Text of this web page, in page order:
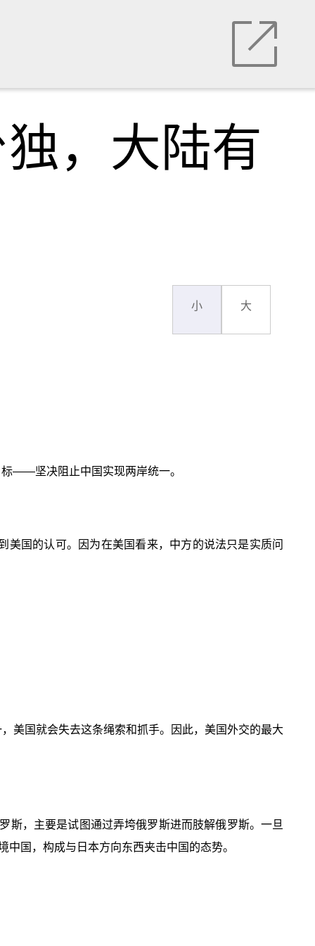
，大陆有
小 大
标——坚决阻止中国实现两岸统一。
美国的认可。因为在美国看来，中方的说法只是实质问
美国就会失去这条绳索和抓手。因此，美国外交的最大
斯，主要是试图通过弄垮俄罗斯进而肢解俄罗斯。一旦
国，构成与日本方向东西夹击中国的态势。